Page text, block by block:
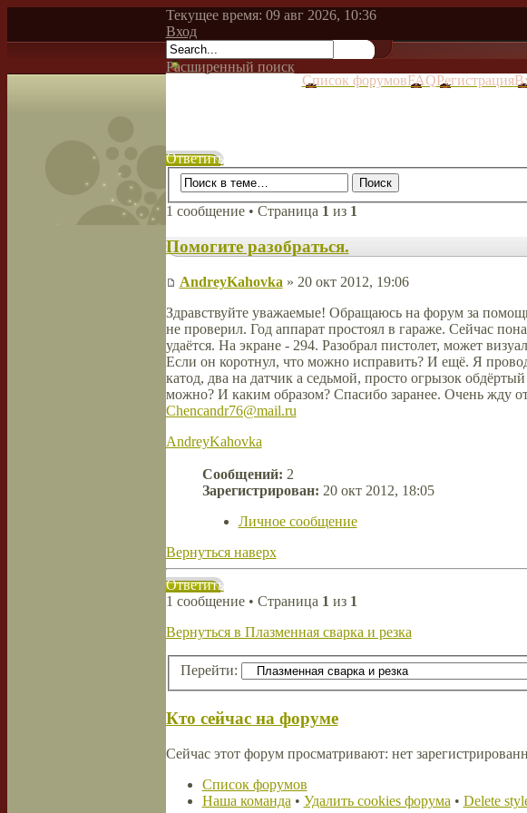
Текущее время: 09 авг 2026, 10:36
Вход
Расширенный поиск
Список форумовFAQРегистрация
Ответить
1 сообщение • Страница 1 из 1
Помогите разобраться.
AndreyKahovka » 20 окт 2012, 19:06
Здравствуйте уважаемые! Обращаюсь на форум за
не проверил. Год аппарат простоял в гараже. Сейчас
удаётся. На экране - 294. Разобрал пистолет, может
Если он коротнул, что можно исправить? И ещё. Я
катод, два на датчик а седьмой, просто огрызок
можно? И каким образом? Спасибо заранее. Очень жду
Chencandr76@mail.ru
AndreyKahovka
Сообщений: 2
Зарегистрирован: 20 окт 2012, 18:05
Личное сообщение
Вернуться наверх
Ответить
1 сообщение • Страница 1 из 1
Вернуться в Плазменная сварка и резка
Перейти:
Кто сейчас на форуме
Сейчас этот форум просматривают: нет
Список форумов
Наша команда • Удалить cookies форума • Delete